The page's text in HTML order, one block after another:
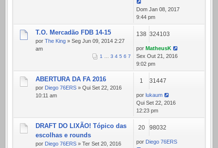
Dom Jan 08, 2017
9:44 pm
T.O. Mercadão FDB 14-15
por The King » Seg Jun 09, 2014 2:27
am
1 … 3 4 5 6 7
138 324103
por MatheusK
Sex Out 21, 2016
9:02 pm
ABERTURA DA FA 2016
por Diego 76ERS » Qui Set 22, 2016
10:11 am
1 31447
por lukaum
Qui Set 22, 2016
12:23 pm
DRAFT DO LIXÃO! Tópico das
escolhas e rounds
por Diego 76ERS » Ter Set 20, 2016
20 98032
por Diego 76ERS